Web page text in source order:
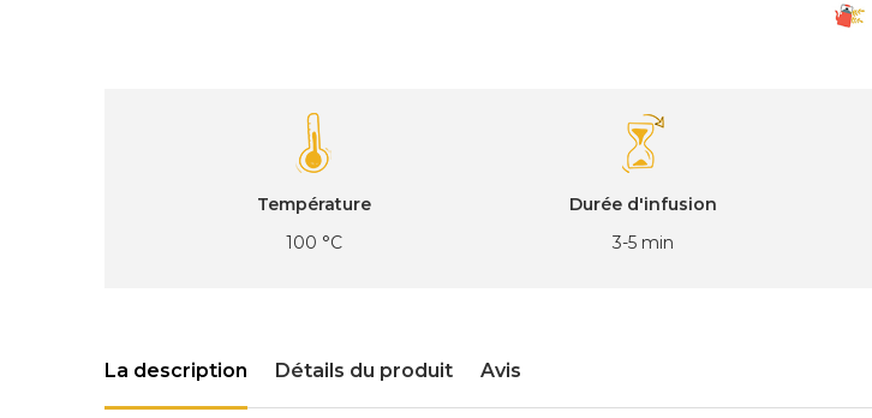
Température
100 °C
Durée d'infusion
3-5 min
La description Détails du produit Avis